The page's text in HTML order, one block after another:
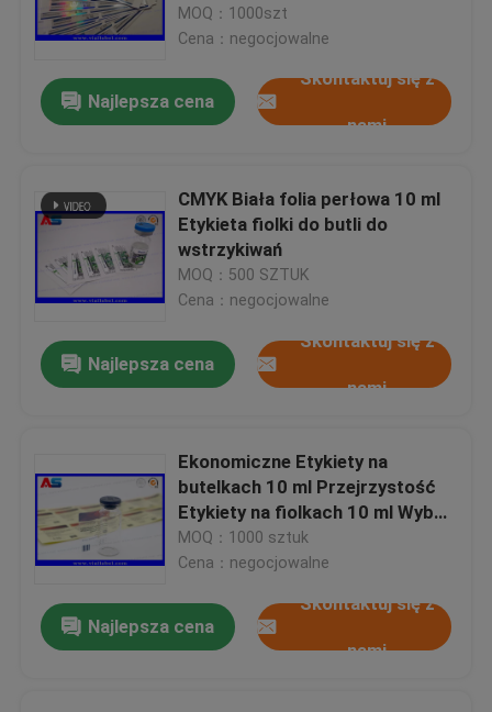
MOQ：1000szt
Cena：negocjowalne
Najlepsza cena
Skontaktuj się z
nami
CMYK Biała folia perłowa 10 ml
Etykieta fiolki do butli do
wstrzykiwań
MOQ：500 SZTUK
Cena：negocjowalne
Najlepsza cena
Skontaktuj się z
nami
Ekonomiczne Etykiety na
butelkach 10 ml Przejrzystość
Etykiety na fiolkach 10 ml Wybór
druku
MOQ：1000 sztuk
Cena：negocjowalne
Najlepsza cena
Skontaktuj się z
nami